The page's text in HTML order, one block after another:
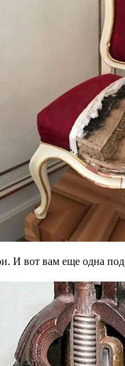
И вот вам еще одна